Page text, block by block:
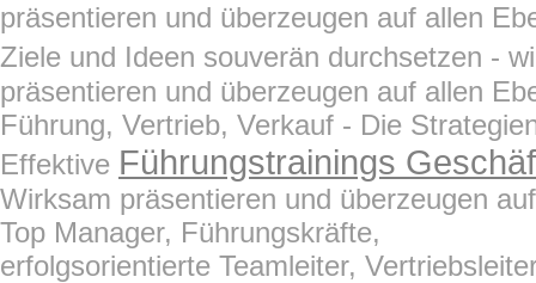
präsentieren und überzeugen auf allen
Ziele und Ideen souverän durchsetzen -
präsentieren und überzeugen auf allen
Führung, Vertrieb, Verkauf - Die
Effektive Führungstrainings
Wirksam präsentieren und überzeugen
Top Manager, Führungskräfte,
erfolgsorientierte Teamleiter,